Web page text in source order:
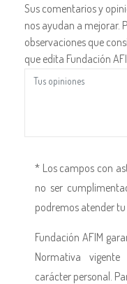
Sus comentarios y
nos ayudan a mejorar.
observaciones que
que edita Fundación
* Los campos con
no ser
podremos atender tu
Fundación AFIM
Normativa
carácter personal.